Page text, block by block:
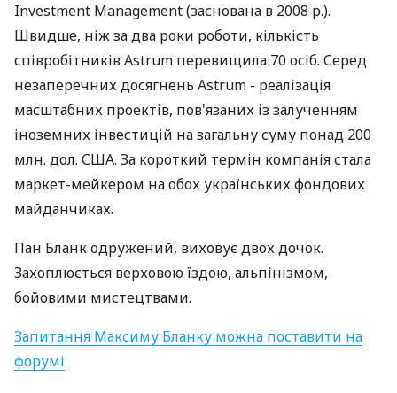
Investment Management (заснована в 2008 р.).
Швидше, ніж за два роки роботи, кількість
співробітників Astrum перевищила 70 осіб. Серед
незаперечних досягнень Astrum - реалізація
масштабних проектів, пов'язаних із залученням
іноземних інвестицій на загальну суму понад 200
млн. дол. США. За короткий термін компанія стала
маркет-мейкером на обох українських фондових
майданчиках.
Пан Бланк одружений, виховує двох дочок.
Захоплюється верховою їздою, альпінізмом,
бойовими мистецтвами.
Запитання Максиму Бланку можна поставити на
форумі